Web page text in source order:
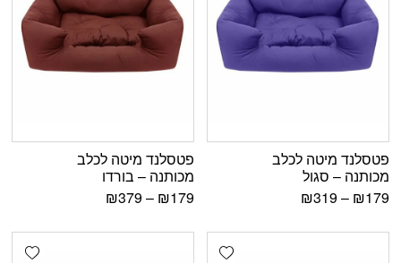
פטסלנד מיטה לכלב
מכותנה – סגול
₪179
–
₪319
פטסלנד מיטה לכלב
מכותנה – בורדו
₪179
–
₪379
Add wishlist